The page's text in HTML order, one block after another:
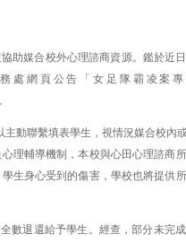
助媒合校外心理諮商資源。鑑於近
網頁公告「女足隊霸凌案專
動聯繫填表學生，視情況媒合校內
理輔導機制，本校與心田心理諮商
生身心受到的傷害，學校也將提供
數退還給予學生。經查，部分未完